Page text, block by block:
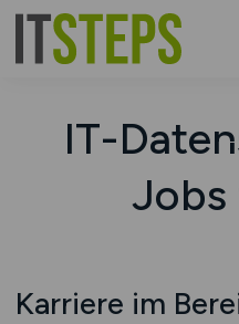
IT-
Karriere im